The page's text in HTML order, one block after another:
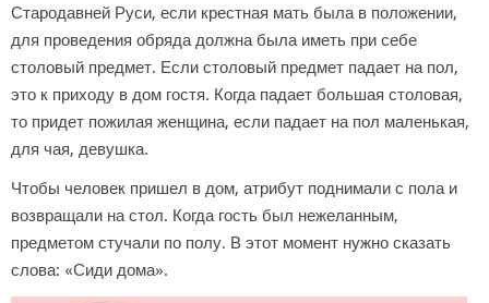
Стародавней Руси, если крестная мать была в положении,
для проведения обряда должна была иметь при себе
столовый предмет. Если столовый предмет падает на пол,
это к приходу в дом гостя. Когда падает большая столовая,
то придет пожилая женщина, если падает на пол маленькая,
для чая, девушка.
Чтобы человек пришел в дом, атрибут поднимали с пола и
возвращали на стол. Когда гость был нежеланным,
предметом стучали по полу. В этот момент нужно сказать
слова: «Сиди дома».